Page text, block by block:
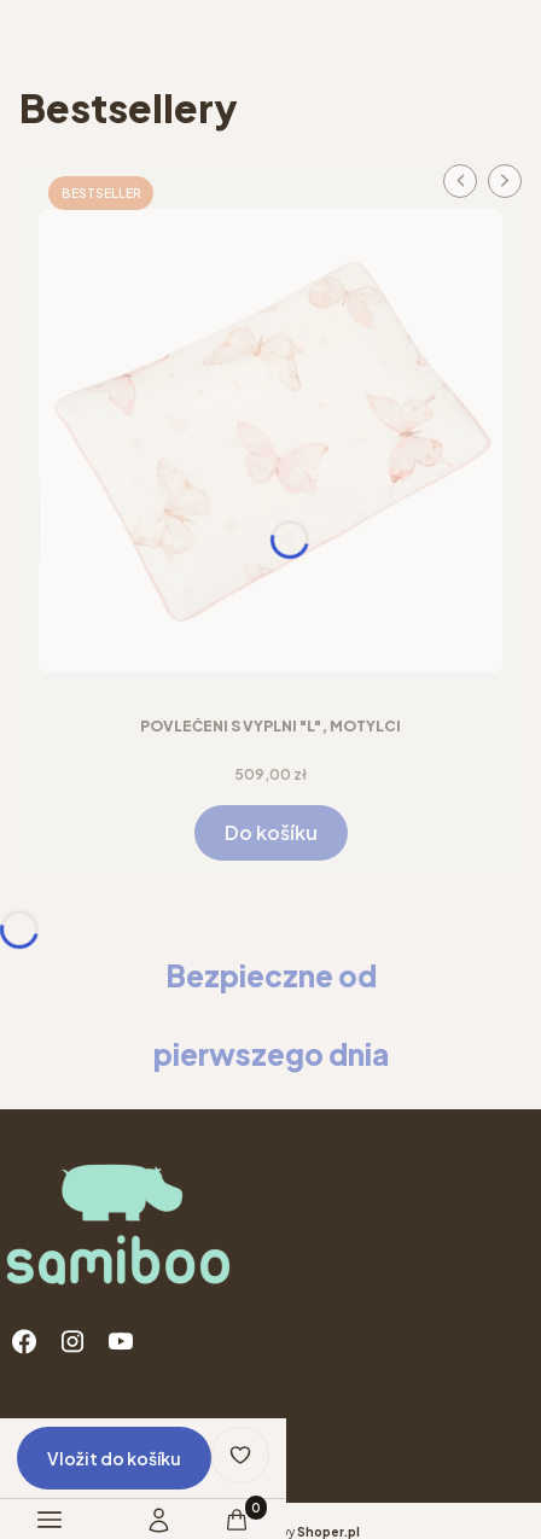
Bestsellery
BESTSELLER
POVLEČENÍ S VÝPLNÍ "L", MOTÝLCI
Cena
509,00 zł
Do košíku
Bezpieczne od
pierwszego dnia
Menu v zápatí
© Copyright 2025 Shoper
Sklep internetowyShoper.pl
Vložit do košíku
Produkty v košíku: 0. Zobrazit